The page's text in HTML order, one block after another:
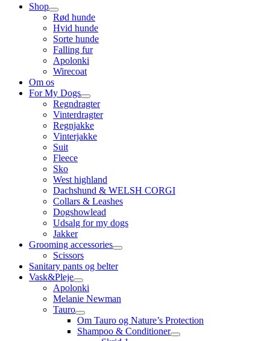
Shop
Rød hunde
Hvid hunde
Sorte hunde
Falling fur
Apolonki
Wirecoat
Om os
For My Dogs
Regndragter
Vinterdragter
Regnjakke
Vinterjakke
Suit
Fleece
Sko
West highland
Dachshund & WELSH CORGI
Collars & Leashes
Dogshowlead
Udsalg for my dogs
Jakker
Grooming accessories
Scissors
Sanitary pants og belter
Vask&Pleje
Apolonki
Melanie Newman
Tauro
Om Tauro og Nature’s Protection
Shampoo & Conditioner